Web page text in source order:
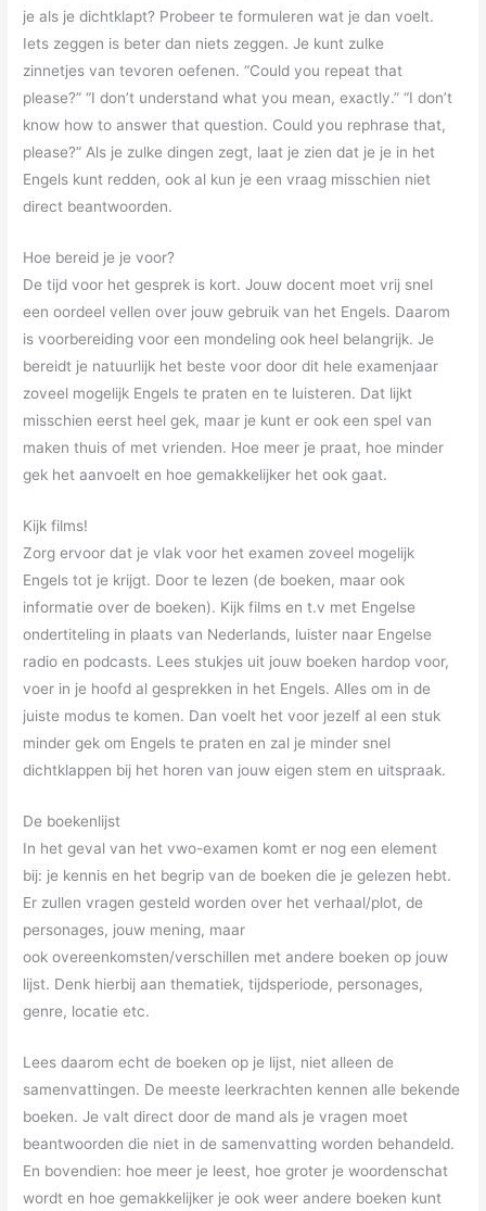
je als je dichtklapt? Probeer te formuleren wat je dan voelt.
Iets zeggen is beter dan niets zeggen. Je kunt zulke
zinnetjes van tevoren oefenen. “Could you repeat that
please?” “I don’t understand what you mean, exactly.” “I don’t
know how to answer that question. Could you rephrase that,
please?” Als je zulke dingen zegt, laat je zien dat je je in het
Engels kunt redden, ook al kun je een vraag misschien niet
direct beantwoorden.
Hoe bereid je je voor?
De tijd voor het gesprek is kort. Jouw docent moet vrij snel
een oordeel vellen over jouw gebruik van het Engels. Daarom
is voorbereiding voor een mondeling ook heel belangrijk. Je
bereidt je natuurlijk het beste voor door dit hele examenjaar
zoveel mogelijk Engels te praten en te luisteren. Dat lijkt
misschien eerst heel gek, maar je kunt er ook een spel van
maken thuis of met vrienden. Hoe meer je praat, hoe minder
gek het aanvoelt en hoe gemakkelijker het ook gaat.
Kijk films!
Zorg ervoor dat je vlak voor het examen zoveel mogelijk
Engels tot je krijgt. Door te lezen (de boeken, maar ook
informatie over de boeken). Kijk films en t.v met Engelse
ondertiteling in plaats van Nederlands, luister naar Engelse
radio en podcasts. Lees stukjes uit jouw boeken hardop voor,
voer in je hoofd al gesprekken in het Engels. Alles om in de
juiste modus te komen. Dan voelt het voor jezelf al een stuk
minder gek om Engels te praten en zal je minder snel
dichtklappen bij het horen van jouw eigen stem en uitspraak.
De boekenlijst
In het geval van het vwo-examen komt er nog een element
bij: je kennis en het begrip van de boeken die je gelezen hebt.
Er zullen vragen gesteld worden over het verhaal/plot, de
personages, jouw mening, maar
ook overeenkomsten/verschillen met andere boeken op jouw
lijst. Denk hierbij aan thematiek, tijdsperiode, personages,
genre, locatie etc.
Lees daarom echt de boeken op je lijst, niet alleen de
samenvattingen. De meeste leerkrachten kennen alle bekende
boeken. Je valt direct door de mand als je vragen moet
beantwoorden die niet in de samenvatting worden behandeld.
En bovendien: hoe meer je leest, hoe groter je woordenschat
wordt en hoe gemakkelijker je ook weer andere boeken kunt